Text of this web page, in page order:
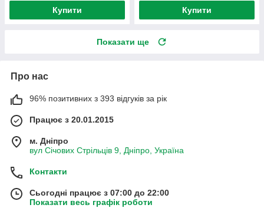
Купити Купити
Показати ще
Про нас
96% позитивних з 393 відгуків за рік
Працює з 20.01.2015
м. Дніпро
вул Січових Стрільців 9, Дніпро, Україна
Контакти
Сьогодні працює з 07:00 до 22:00
Показати весь графік роботи